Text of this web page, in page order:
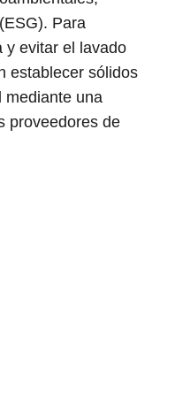
Para
y evitar el lavado
establecer sólidos
mediante una
proveedores de